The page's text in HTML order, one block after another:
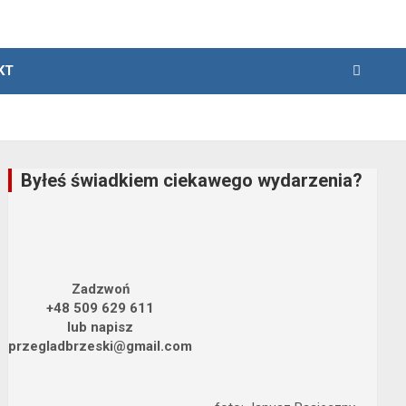
Byłeś świadkiem ciekawego wydarzenia?
Zadzwoń
+48 509 629 611
lub napisz
przegladbrzeski@gmail.com